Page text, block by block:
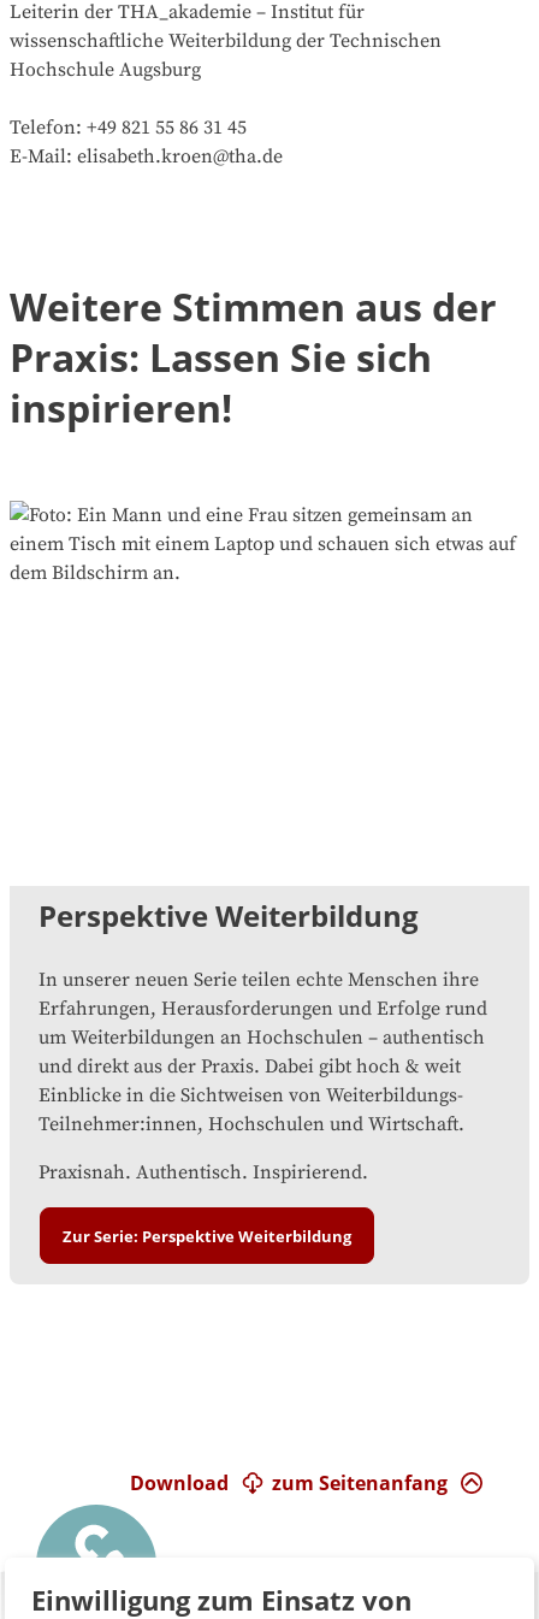
Leiterin der THA_akademie – Institut für
wissenschaftliche Weiterbildung der Technischen
Hochschule Augsburg
Telefon: +49 821 55 86 31 45
E-Mail: elisabeth.kroen@tha.de
Weitere Stimmen aus der
Praxis: Lassen Sie sich
inspirieren!
Perspektive Weiterbildung
In unserer neuen Serie teilen echte Menschen ihre
Erfahrungen, Herausforderungen und Erfolge rund
um Weiterbildungen an Hochschulen – authentisch
und direkt aus der Praxis. Dabei gibt hoch & weit
Einblicke in die Sichtweisen von Weiterbildungs-
Teilnehmer:innen, Hochschulen und Wirtschaft.
Praxisnah. Authentisch. Inspirierend.
Zur Serie: Perspektive Weiterbildung
zum Seitenanfang
Download
Einwilligung zum Einsatz von